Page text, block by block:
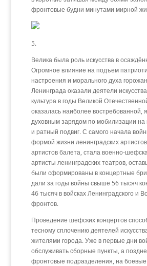
фронтовые будни минутами мирной
5.
Велика была роль искусства в
Огромное влияние на подъем
настроения и морального духа
Ленинграда оказали деятели
культура в годы Великой
оказалась наиболее востребованной,
духовным зарядом по мобилизации на
и ратный подвиг. С самого начала
формой жизни ленинградских
артистов балета, стала военно-
артисты ленинградских театров,
были сформированы в концертные
дали за годы войны свыше 56 тысяч
46 тысяч в войсках Ленинградского и
фронтов.
Проведение шефских концертов
тесному сплочению деятелей
жителями города. Уже в первые дни
обслуживать сборные пункты, а
фронтовые подразделения, на боевые